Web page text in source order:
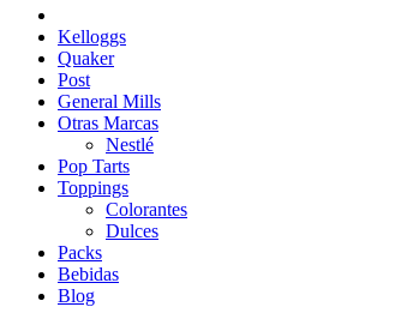
Kelloggs
Quaker
Post
General Mills
Otras Marcas
Nestlé
Pop Tarts
Toppings
Colorantes
Dulces
Packs
Bebidas
Blog